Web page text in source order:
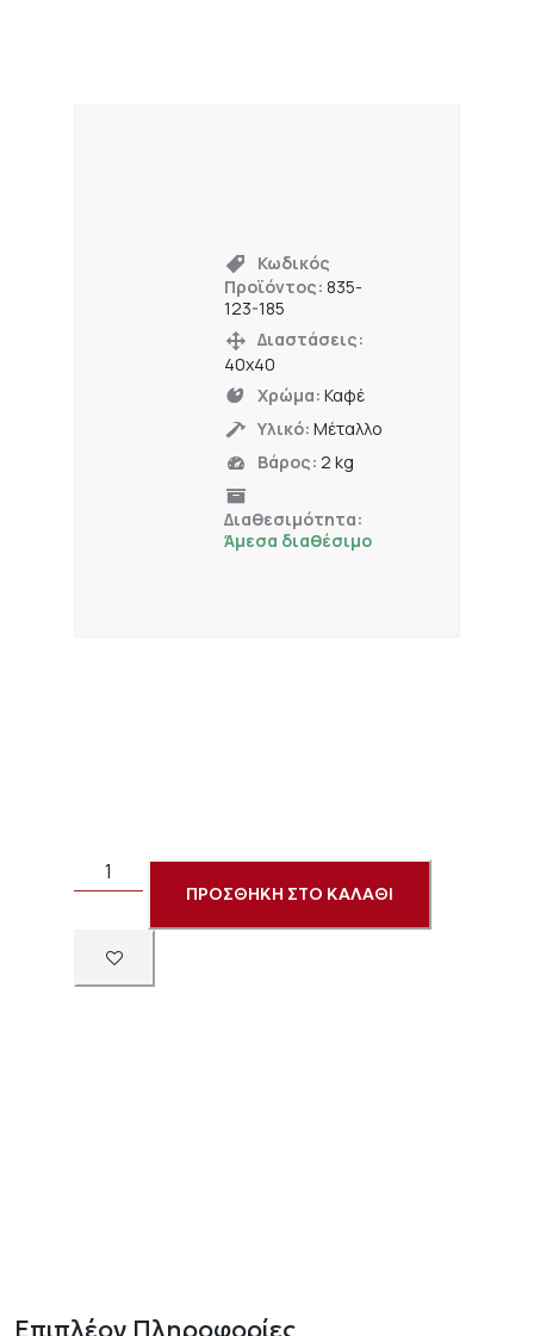
Κωδικός
Προϊόντος: 835-
123-185
Διαστάσεις:
40x40
Χρώμα: Καφέ
Υλικό: Μέταλλο
Βάρος: 2 kg
Διαθεσιμότητα:
Άμεσα διαθέσιμο
ΠΡΟΣΘΗΚΗ ΣΤΟ ΚΑΛΑΘΙ